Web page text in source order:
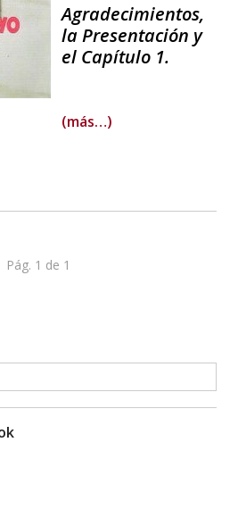
Agradecimientos,
la Presentación y
el Capítulo 1.
(más…)
Pág. 1 de 1